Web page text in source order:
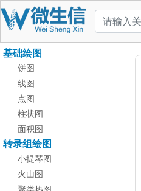
基础绘图
饼图
线图
点图
柱状图
面积图
转录组绘图
小提琴图
火山图
聚类热图